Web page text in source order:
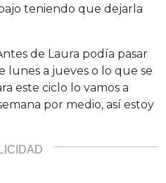
teniendo que dejarla
de Laura podía pasar
lunes a jueves o lo que se
este ciclo lo vamos a
por medio, así estoy